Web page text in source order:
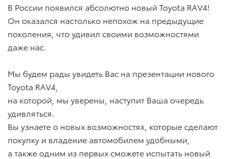
В России появился абсолютно новый Toyota RAV4!
Он оказался настолько непохож на предыдущие
поколения, что удивил своими возможностями
даже нас.
Мы будем рады увидеть Вас на презентации нового
Toyota RAV4,
на которой, мы уверены, наступит Ваша очередь
удивляться.
Вы узнаете о новых возможностях, которые сделают
покупку и владение автомобилем удобными,
а также одним из первых сможете испытать новый